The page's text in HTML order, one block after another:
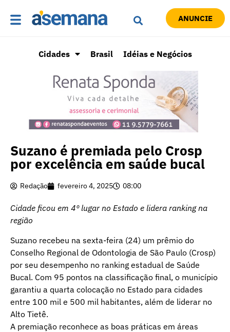
ANUNCIE
Cidades Brasil Idéias e Negócios
Suzano é premiada pelo Crosp
por excelência em saúde bucal
Redação fevereiro 4, 2025 08:00
Cidade ficou em 4º lugar no Estado e lidera ranking na
região
Suzano recebeu na sexta-feira (24) um prêmio do
Conselho Regional de Odontologia de São Paulo (Crosp)
por seu desempenho no ranking estadual de Saúde
Bucal. Com 95 pontos na classificação final, o município
garantiu a quarta colocação no Estado para cidades
entre 100 mil e 500 mil habitantes, além de liderar no
Alto Tietê.
A premiação reconhece as boas práticas em áreas